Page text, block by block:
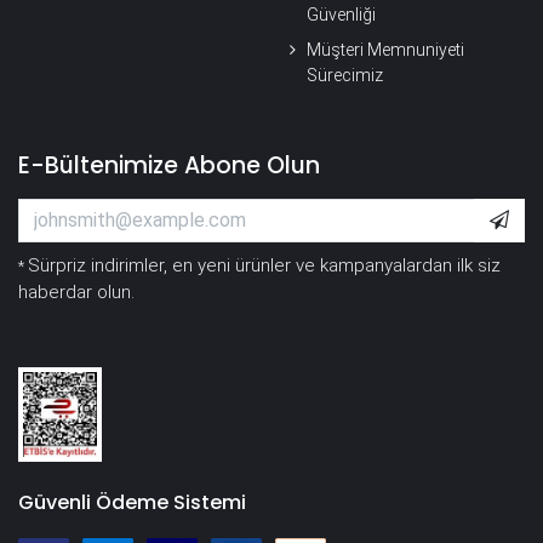
Güvenliği
Müşteri Memnuniyeti
Sürecimiz
E-Bültenimize Abone Olun
* Sürpriz indirimler, en yeni ürünler ve kampanyalardan ilk siz
haberdar olun.
Güvenli Ödeme Sistemi